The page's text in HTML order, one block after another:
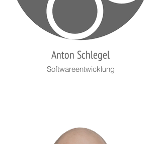
Anton Schlegel
Softwareentwicklung